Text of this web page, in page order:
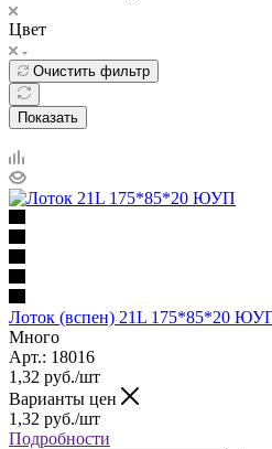
Цвет
Очистить фильтр
Показать
Лоток (вспен) 21L 175*85*20
Много
Арт.: 18016
1,32 руб./шт
Варианты цен
1,32 руб./шт
Подробности